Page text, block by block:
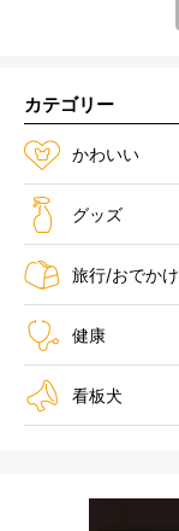
カテゴリー
かわいい
グッズ
旅行/おでかけ
健康
看板犬